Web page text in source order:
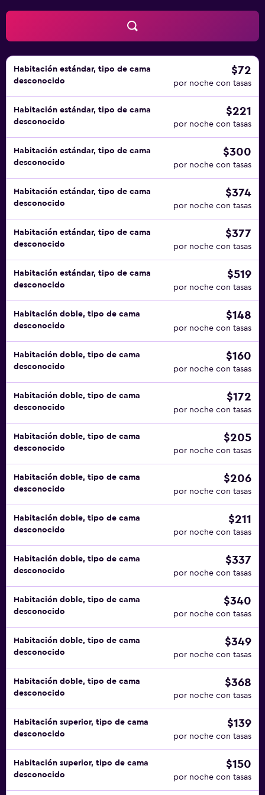
Habitación estándar, tipo de cama
desconocido
$72
por noche con tasas
Habitación estándar, tipo de cama
desconocido
$221
por noche con tasas
Habitación estándar, tipo de cama
desconocido
$300
por noche con tasas
Habitación estándar, tipo de cama
desconocido
$374
por noche con tasas
Habitación estándar, tipo de cama
desconocido
$377
por noche con tasas
Habitación estándar, tipo de cama
desconocido
$519
por noche con tasas
Habitación doble, tipo de cama
desconocido
$148
por noche con tasas
Habitación doble, tipo de cama
desconocido
$160
por noche con tasas
Habitación doble, tipo de cama
desconocido
$172
por noche con tasas
Habitación doble, tipo de cama
desconocido
$205
por noche con tasas
Habitación doble, tipo de cama
desconocido
$206
por noche con tasas
Habitación doble, tipo de cama
desconocido
$211
por noche con tasas
Habitación doble, tipo de cama
desconocido
$337
por noche con tasas
Habitación doble, tipo de cama
desconocido
$340
por noche con tasas
Habitación doble, tipo de cama
desconocido
$349
por noche con tasas
Habitación doble, tipo de cama
desconocido
$368
por noche con tasas
Habitación superior, tipo de cama
desconocido
$139
por noche con tasas
Habitación superior, tipo de cama
desconocido
$150
por noche con tasas